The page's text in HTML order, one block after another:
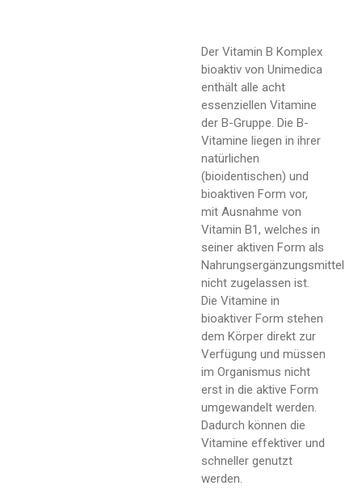
Der Vitamin B Komplex
bioaktiv von Unimedica
enthält alle acht
essenziellen Vitamine
der B-Gruppe. Die B-
Vitamine liegen in ihrer
natürlichen
(bioidentischen) und
bioaktiven Form vor,
mit Ausnahme von
Vitamin B1, welches in
seiner aktiven Form als
Nahrungsergänzungsmittel
nicht zugelassen ist.
Die Vitamine in
bioaktiver Form stehen
dem Körper direkt zur
Verfügung und müssen
im Organismus nicht
erst in die aktive Form
umgewandelt werden.
Dadurch können die
Vitamine effektiver und
schneller genutzt
werden.